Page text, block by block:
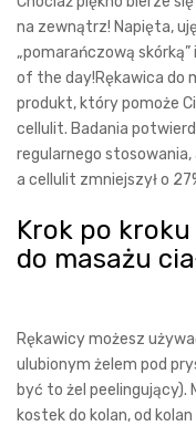
na zewnątrz! Napięta,
„pomarańczową
of the day!Rękawica do
produkt, który pomoże
cellulit. Badania
regularnego stosowania,
a cellulit zmniejszył o
Krok po
do masażu
Rękawicy możesz
ulubionym żelem pod
być to żel peelingujący).
kostek do kolan, od